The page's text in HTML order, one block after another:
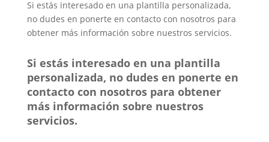
Si estás interesado en una plantilla personalizada,
no dudes en ponerte en contacto con nosotros para
obtener más información sobre nuestros servicios.
Si estás interesado en una plantilla
personalizada, no dudes en ponerte en
contacto con nosotros para obtener
más información sobre nuestros
servicios.